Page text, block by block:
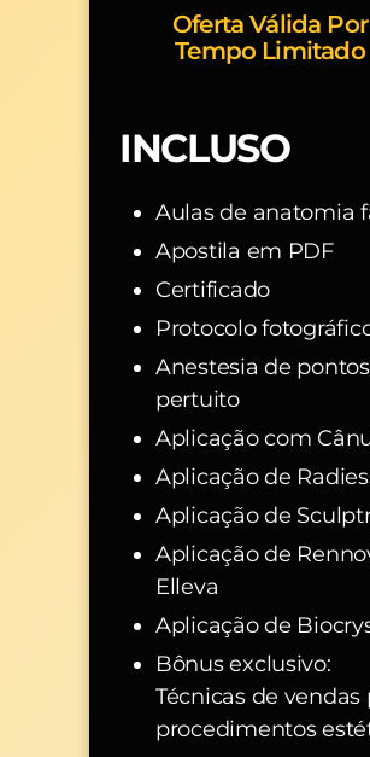
Oferta Válida Por
Tempo Limitado
INCLUSO
Aulas de anatomia
Apostila em PDF
Certificado
Protocolo
Anestesia de
pertuito
Aplicação com
Aplicação de
Aplicação de
Aplicação de
Elleva
Aplicação de
Bônus exclusivo:
Técnicas de vendas
procedimentos